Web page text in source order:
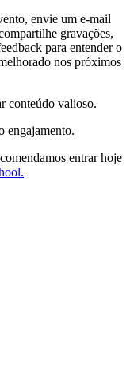
envie um e-mail
gravações,
para entender o
nos próximos
conteúdo valioso.
engajamento.
entrar hoje